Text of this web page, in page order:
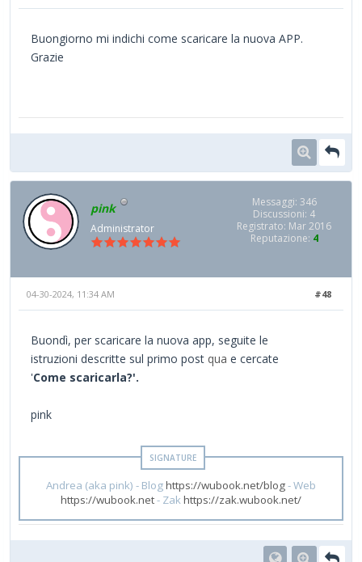
Buongiorno mi indichi come scaricare la nuova APP.
Grazie
pink
Administrator
Messaggi: 346
Discussioni: 4
Registrato: Mar 2016
Reputazione: 4
#48
04-30-2024, 11:34 AM
Buondì, per scaricare la nuova app, seguite le
istruzioni descritte sul primo post qua e cercate
'Come scaricarla?'.
pink
Andrea (aka pink) - Bloghttps://wubook.net/blog- Web
https://wubook.net- Zakhttps://zak.wubook.net/